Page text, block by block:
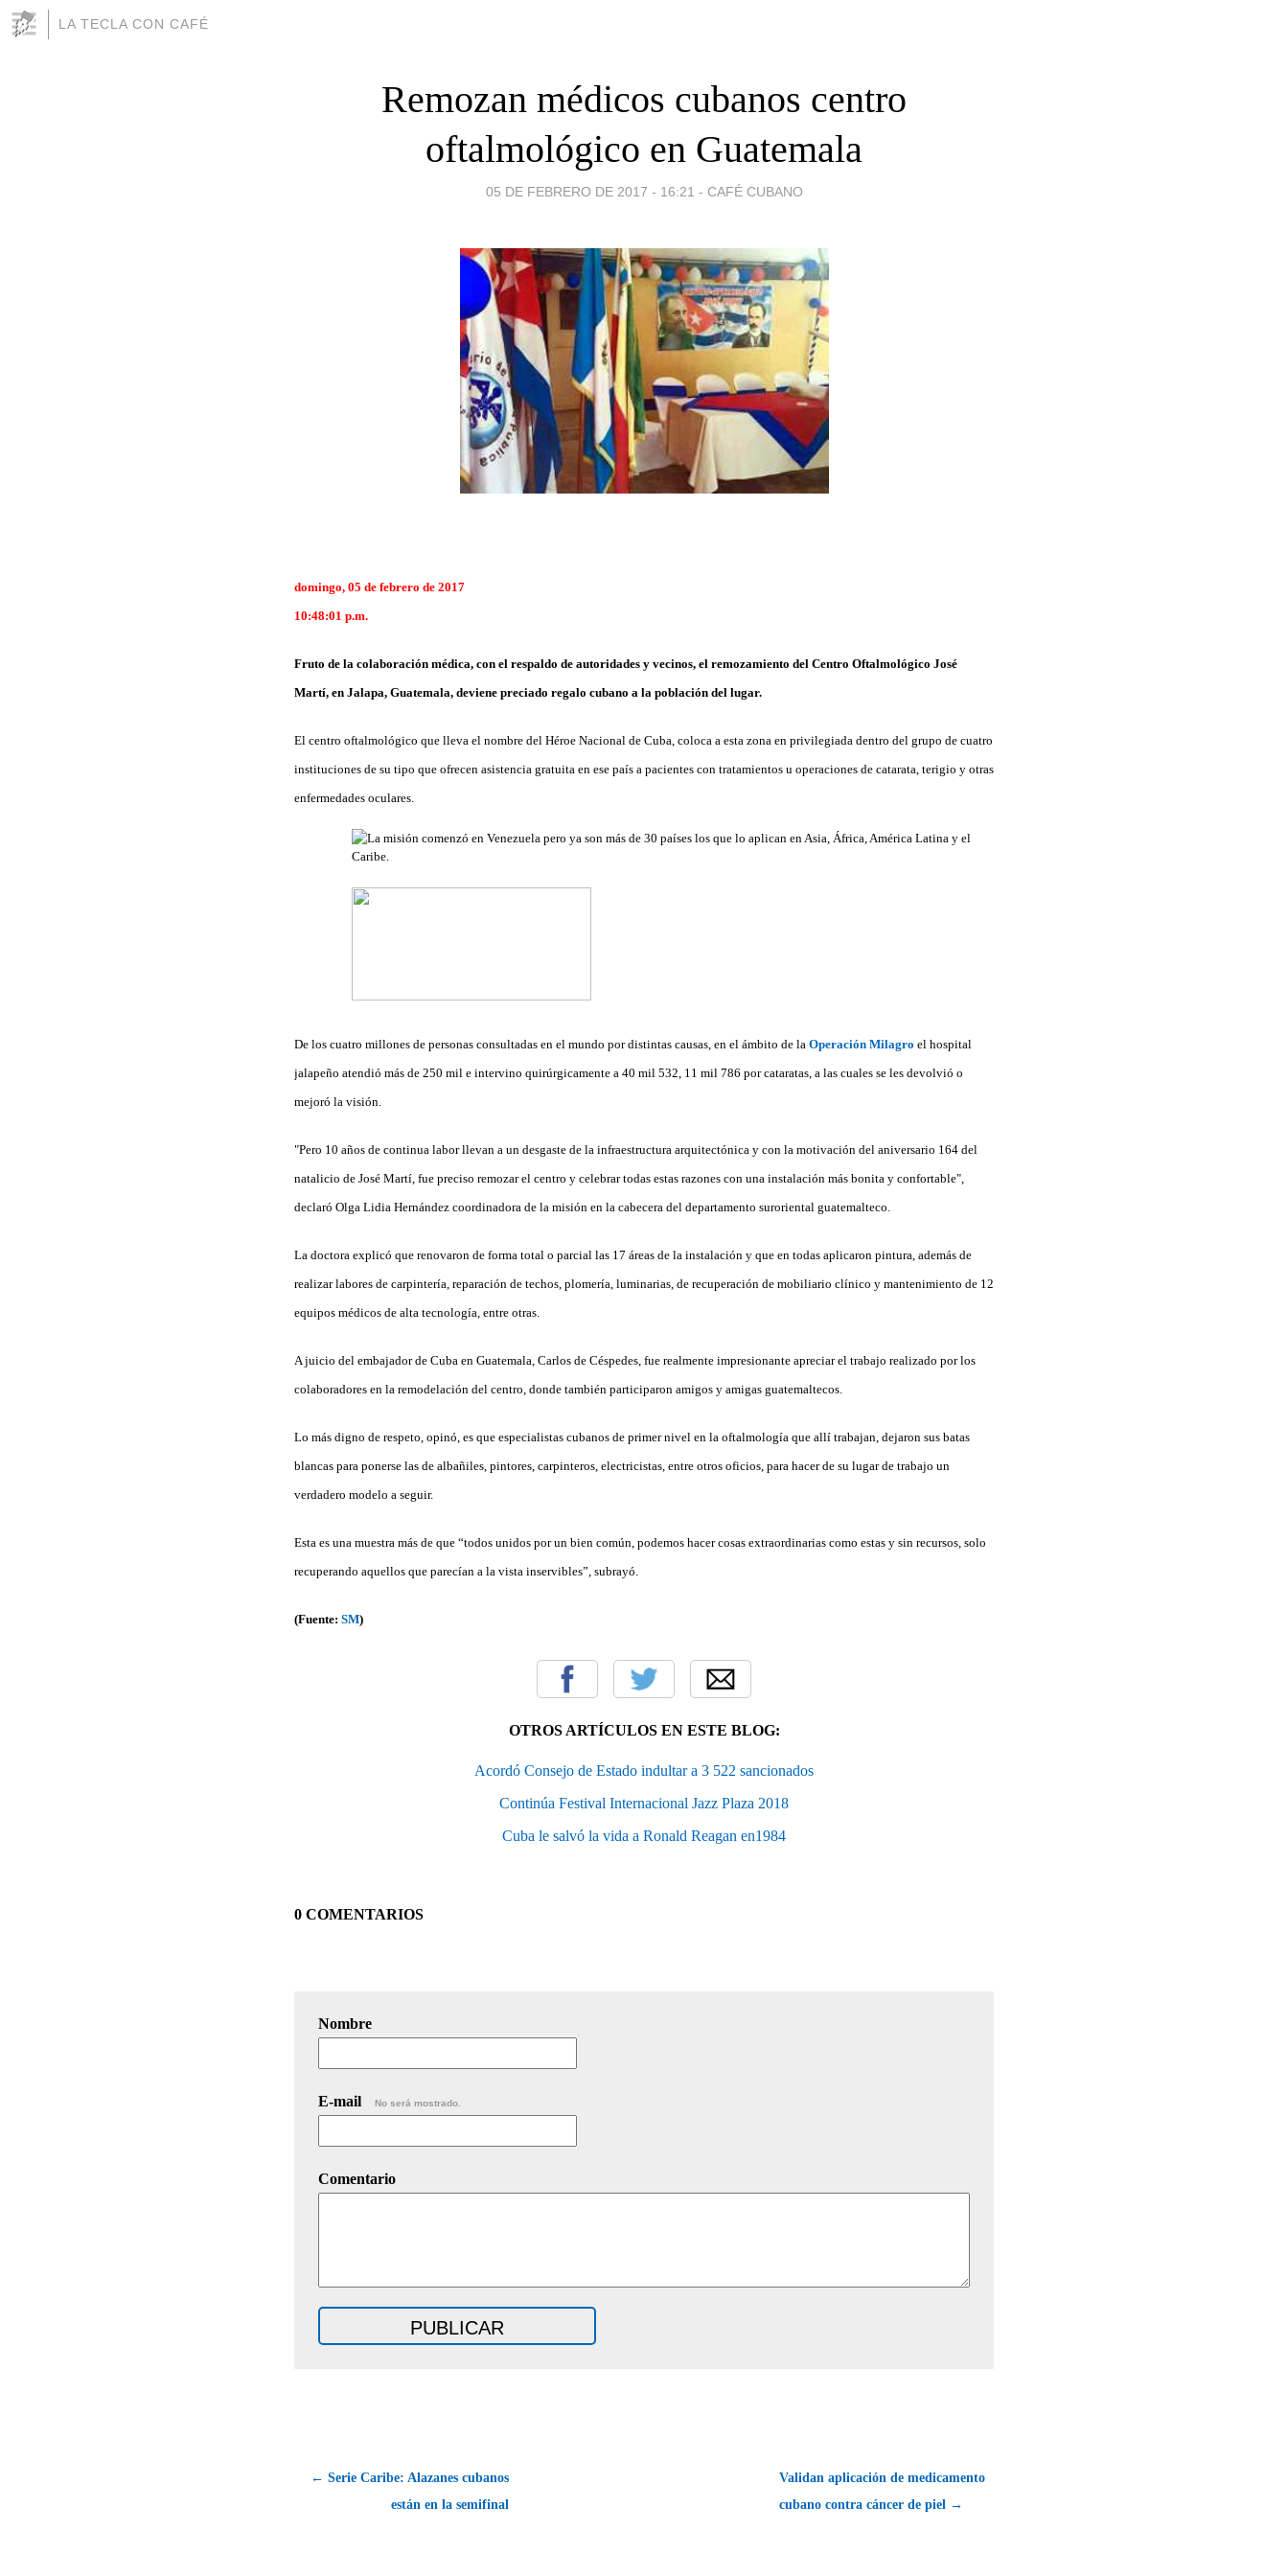
LA TECLA CON CAFÉ
Remozan médicos cubanos centro
oftalmológico en Guatemala
05 DE FEBRERO DE 2017 - 16:21 - CAFÉ CUBANO
domingo, 05 de febrero de 2017
10:48:01 p.m.
Fruto de la colaboración médica, con el respaldo de autoridades y vecinos, el remozamiento del Centro Oftalmológico José
Martí, en Jalapa, Guatemala, deviene preciado regalo cubano a la población del lugar.
El centro oftalmológico que lleva el nombre del Héroe Nacional de Cuba, coloca a esta zona en privilegiada dentro del grupo de cuatro
instituciones de su tipo que ofrecen asistencia gratuita en ese país a pacientes con tratamientos u operaciones de catarata, terigio y otras
enfermedades oculares.
De los cuatro millones de personas consultadas en el mundo por distintas causas, en el ámbito de la Operación Milagro el hospital
jalapeño atendió más de 250 mil e intervino quirúrgicamente a 40 mil 532, 11 mil 786 por cataratas, a las cuales se les devolvió o
mejoró la visión.
"Pero 10 años de continua labor llevan a un desgaste de la infraestructura arquitectónica y con la motivación del aniversario 164 del
natalicio de José Martí, fue preciso remozar el centro y celebrar todas estas razones con una instalación más bonita y confortable",
declaró Olga Lidia Hernández coordinadora de la misión en la cabecera del departamento suroriental guatemalteco.
La doctora explicó que renovaron de forma total o parcial las 17 áreas de la instalación y que en todas aplicaron pintura, además de
realizar labores de carpintería, reparación de techos, plomería, luminarias, de recuperación de mobiliario clínico y mantenimiento de 12
equipos médicos de alta tecnología, entre otras.
A juicio del embajador de Cuba en Guatemala, Carlos de Céspedes, fue realmente impresionante apreciar el trabajo realizado por los
colaboradores en la remodelación del centro, donde también participaron amigos y amigas guatemaltecos.
Lo más digno de respeto, opinó, es que especialistas cubanos de primer nivel en la oftalmología que allí trabajan, dejaron sus batas
blancas para ponerse las de albañiles, pintores, carpinteros, electricistas, entre otros oficios, para hacer de su lugar de trabajo un
verdadero modelo a seguir.
Esta es una muestra más de que “todos unidos por un bien común, podemos hacer cosas extraordinarias como estas y sin recursos, solo
recuperando aquellos que parecían a la vista inservibles”, subrayó.
(Fuente: SM)
OTROS ARTÍCULOS EN ESTE BLOG:
Acordó Consejo de Estado indultar a 3 522 sancionados
Continúa Festival Internacional Jazz Plaza 2018
Cuba le salvó la vida a Ronald Reagan en1984
0 COMENTARIOS
Nombre
E-mail No será mostrado.
Comentario
← Serie Caribe: Alazanes cubanos
están en la semifinal
Validan aplicación de medicamento
cubano contra cáncer de piel →